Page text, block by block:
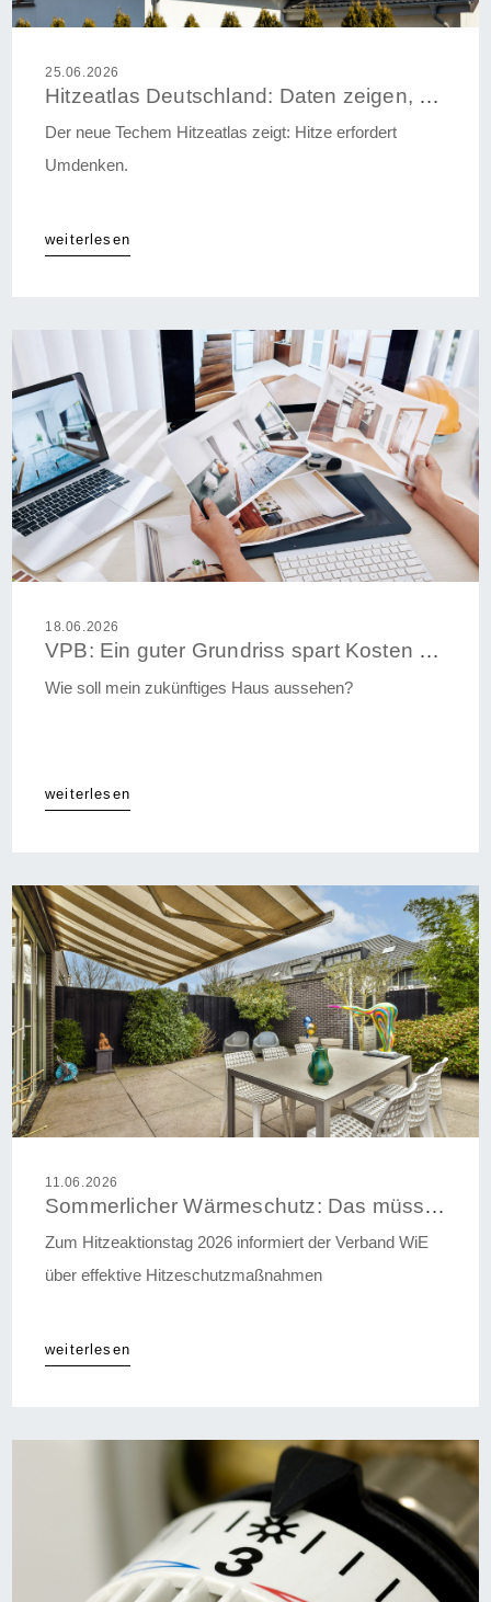
25.06.2026
Hitzeatlas Deutschland: Daten zeigen, wo es am heißesten wird
Der neue Techem Hitzeatlas zeigt: Hitze erfordert
Umdenken.
weiterlesen
18.06.2026
VPB: Ein guter Grundriss spart Kosten beim Hausbau und später im Alltag
Wie soll mein zukünftiges Haus aussehen?
weiterlesen
11.06.2026
Sommerlicher Wärmeschutz: Das müssen Wohnungseigentümer beachten
Zum Hitzeaktionstag 2026 informiert der Verband WiE
über effektive Hitzeschutzmaßnahmen
weiterlesen